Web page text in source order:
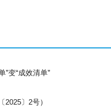
”变“成效清单”
〕2号）